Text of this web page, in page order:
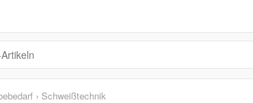
› Schweißtechnik